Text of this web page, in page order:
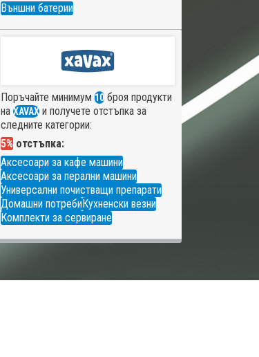
Външни батерии
Поръчайте минимум 10броя продукти
на XAVAXи получете отстъпка за
следните категории:
5% отстъпка:
Аксесоари за кафе машини
Аксесоари за перални машини
Универсални почистващи препарати
Домашни потребиКухненски везни
Комплекти за сервиране